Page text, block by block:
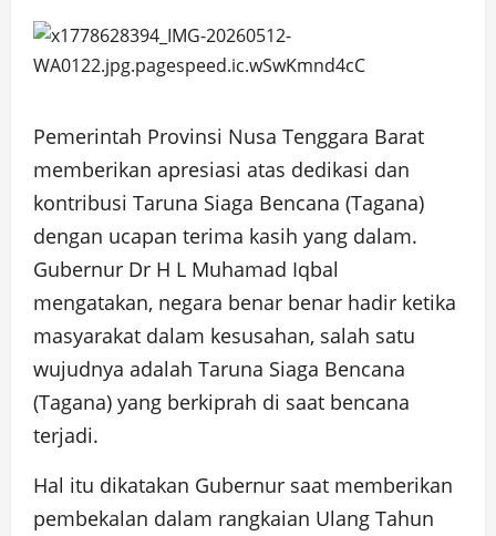
Pemerintah Provinsi Nusa Tenggara Barat
memberikan apresiasi atas dedikasi dan
kontribusi Taruna Siaga Bencana (Tagana)
dengan ucapan terima kasih yang dalam.
Gubernur Dr H L Muhamad Iqbal
mengatakan, negara benar benar hadir ketika
masyarakat dalam kesusahan, salah satu
wujudnya adalah Taruna Siaga Bencana
(Tagana) yang berkiprah di saat bencana
terjadi.
Hal itu dikatakan Gubernur saat memberikan
pembekalan dalam rangkaian Ulang Tahun